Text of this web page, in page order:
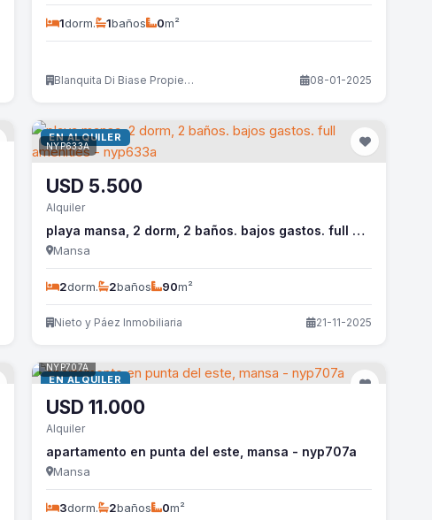
1dorm. 1baños 0m²
Blanquita Di Biase Propiedades 08-01-2025
EN ALQUILER
NYP633A
USD 5.500
Alquiler
playa mansa, 2 dorm, 2 baños. bajos gastos. full amenities - nyp633a
Mansa
2dorm. 2baños 90m²
Nieto y Páez Inmobiliaria 21-11-2025
EN ALQUILER
NYP707A
USD 11.000
Alquiler
apartamento en punta del este, mansa - nyp707a
Mansa
3dorm. 2baños 0m²